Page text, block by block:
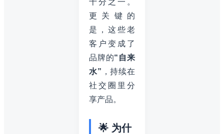
更关键的
是，这些老
客户变成了
品牌的“自来
水” ，持续在
社交圈里分
享产品。
🌟 为什